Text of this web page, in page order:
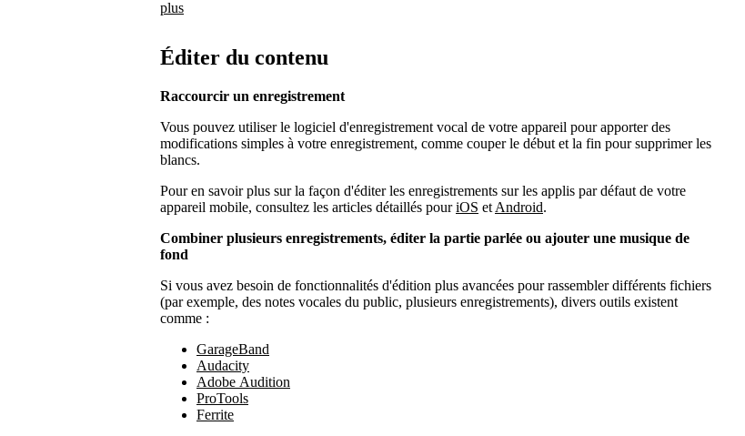
plus
Éditer du contenu
Raccourcir un enregistrement
Vous pouvez utiliser le logiciel d'enregistrement vocal de votre appareil pour apporter des
modifications simples à votre enregistrement, comme couper le début et la fin pour supprimer les
blancs.
Pour en savoir plus sur la façon d'éditer les enregistrements sur les applis par défaut de votre
appareil mobile, consultez les articles détaillés pouriOS et Android.
Combiner plusieurs enregistrements, éditer la partie parlée ou ajouter une musique de
fond
Si vous avez besoin de fonctionnalités d'édition plus avancées pour rassembler différents fichiers
(par exemple, des notes vocales du public, plusieurs enregistrements), divers outils existent
comme :
GarageBand
Audacity
Adobe Audition
ProTools
Ferrite